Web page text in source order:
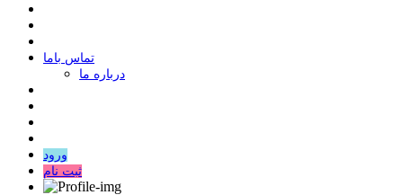
ﺗﻤﺎﺱ ﺑﺎﻣﺎ
درباره ما
ورود
ثبت نام